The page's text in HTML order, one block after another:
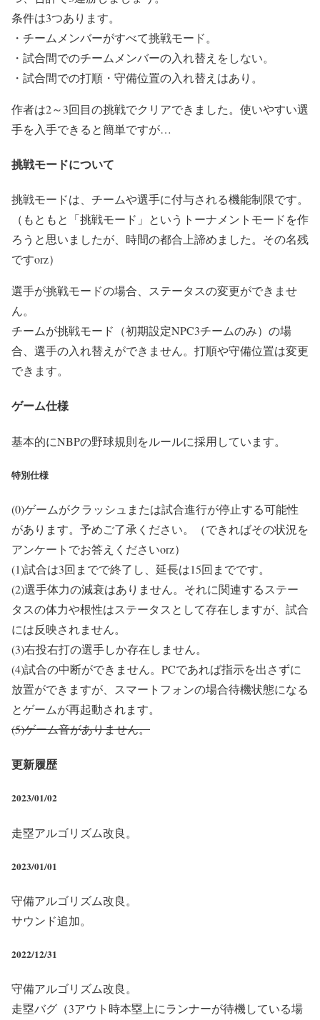
条件は3つあります。
・チームメンバーがすべて挑戦モード。
・試合間でのチームメンバーの入れ替えをしない。
・試合間での打順・守備位置の入れ替えはあり。
作者は2～3回目の挑戦でクリアできました。使いやすい選
手を入手できると簡単ですが…
挑戦モードについて
挑戦モードは、チームや選手に付与される機能制限です。
（もともと「挑戦モード」というトーナメントモードを作
ろうと思いましたが、時間の都合上諦めました。その名残
ですorz）
選手が挑戦モードの場合、ステータスの変更ができませ
ん。
チームが挑戦モード（初期設定NPC3チームのみ）の場
合、選手の入れ替えができません。打順や守備位置は変更
できます。
ゲーム仕様
基本的にNBPの野球規則をルールに採用しています。
特別仕様
(0)ゲームがクラッシュまたは試合進行が停止する可能性
があります。予めご了承ください。（できればその状況を
アンケートでお答えくださいorz）
(1)試合は3回までで終了し、延長は15回までです。
(2)選手体力の減衰はありません。それに関連するステー
タスの体力や根性はステータスとして存在しますが、試合
には反映されません。
(3)右投右打の選手しか存在しません。
(4)試合の中断ができません。PCであれば指示を出さずに
放置ができますが、スマートフォンの場合待機状態になる
とゲームが再起動されます。
(5)ゲーム音がありません。
更新履歴
2023/01/02
走塁アルゴリズム改良。
2023/01/01
守備アルゴリズム改良。
サウンド追加。
2022/12/31
守備アルゴリズム改良。
走塁バグ（3アウト時本塁上にランナーが待機している場